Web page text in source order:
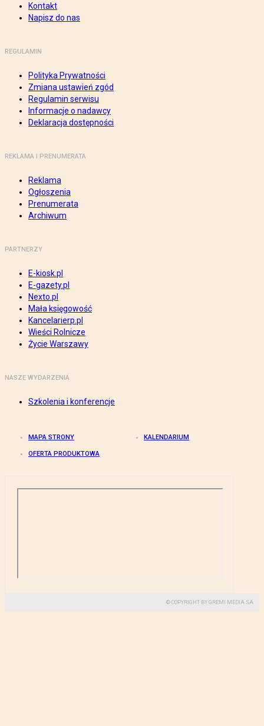
Kontakt
Napisz do nas
REGULAMIN
Polityka Prywatności
Zmiana ustawień zgód
Regulamin serwisu
Informacje o nadawcy
Deklaracja dostępności
REKLAMA I PRENUMERATA
Reklama
Ogłoszenia
Prenumerata
Archiwum
PARTNERZY
E-kiosk.pl
E-gazety.pl
Nexto.pl
Mała księgowość
Kancelarierp.pl
Wieści Rolnicze
Życie Warszawy
NASZE WYDARZENIA
Szkolenia i konferencje
MAPA STRONY KALENDARIUM
OFERTA PRODUKTOWA
© COPYRIGHT BY GREMI MEDIA SA